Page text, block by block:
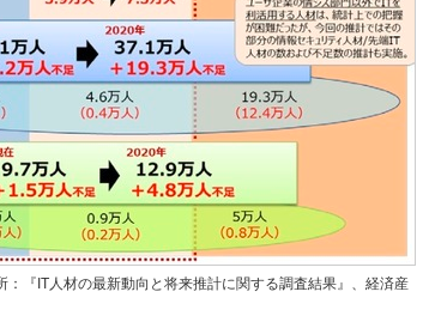
『IT人材の最新動向と将来推計に関する調査結果』、経済産